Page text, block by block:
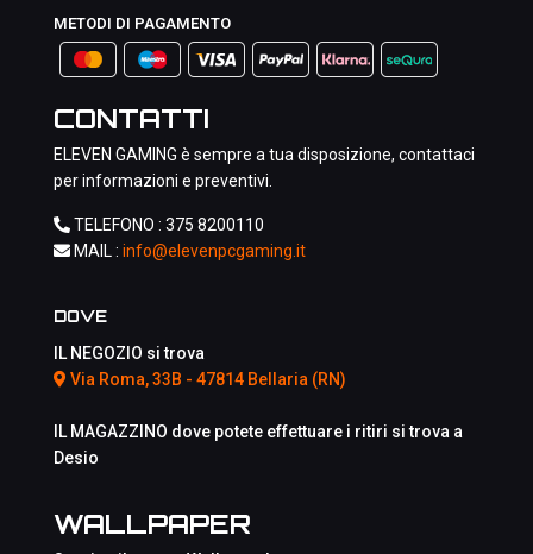
METODI DI PAGAMENTO
CONTATTI
ELEVEN GAMING è sempre a tua disposizione, contattaci
per informazioni e preventivi.
TELEFONO : 375 8200110
MAIL : info@elevenpcgaming.it
DOVE
IL NEGOZIO si trova
Via Roma, 33B - 47814 Bellaria (RN)
IL MAGAZZINO dove potete effettuare i ritiri si trova a
Desio
WALLPAPER